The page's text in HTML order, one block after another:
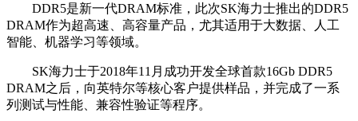
DDR5是新一代DRAM标准，此次SK海力士推出的DDR5
DRAM作为超高速、高容量产品，尤其适用于大数据、人工
智能、机器学习等领域。
SK海力士于2018年11月成功开发全球首款16Gb DDR5
DRAM之后，向英特尔等核心客户提供样品，并完成了一系
列测试与性能、兼容性验证等程序。